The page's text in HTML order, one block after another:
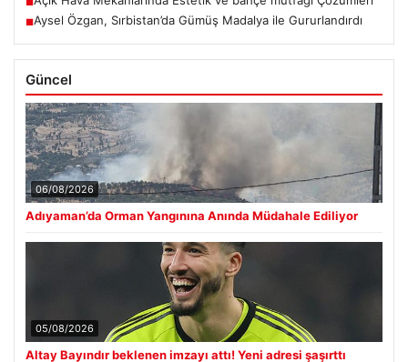
■Aysel Özgan, Sırbistan’da Gümüş Madalya ile Gururlandırdı
Güncel
06/08/2026
Adıyaman’da Orman Yangınına Anında Müdahale Ediliyor
05/08/2026
Altay Bayındır beklenen imzayı attı! Yeni adresi şaşırttı